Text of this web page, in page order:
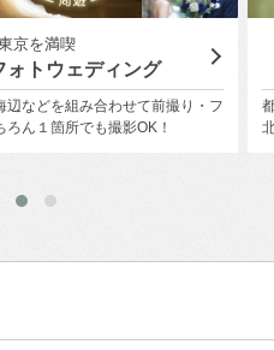
人気スポットで結婚写真
フォトウェディング
しく融合する杜の都『仙台』、東
ディング！